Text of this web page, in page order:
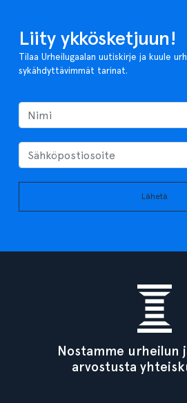
Liity ykkösketjuun!
Tilaa Urheilugaalan uutiskirje ja kuule
sykähdyttävimmät tarinat.
Lähetä
Nostamme urheilun
arvostusta